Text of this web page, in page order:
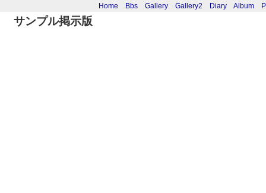
Home Bbs Gallery Gallery2 Diary Album
サンプル掲示版